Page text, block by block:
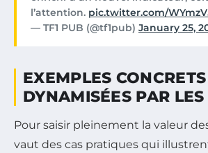
l’attention. pic.twitter.com/
— TF1 PUB (@tf1pub) January 25,
EXEMPLES
DYNAMISÉES PAR
Pour saisir pleinement la valeur
vaut des cas pratiques qui